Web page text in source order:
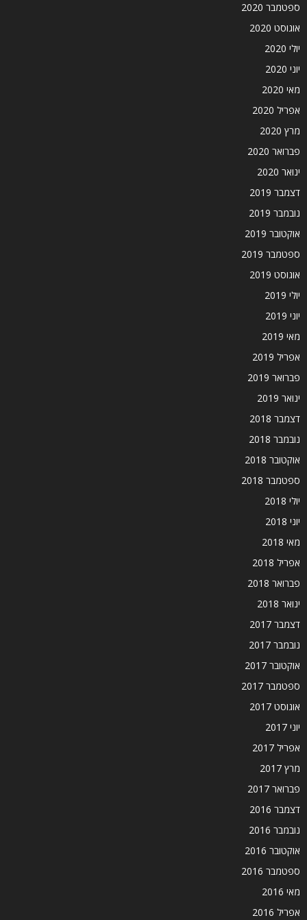
ספטמבר 2020
אוגוסט 2020
יולי 2020
יוני 2020
מאי 2020
אפריל 2020
מרץ 2020
פברואר 2020
ינואר 2020
דצמבר 2019
נובמבר 2019
אוקטובר 2019
ספטמבר 2019
אוגוסט 2019
יולי 2019
יוני 2019
מאי 2019
אפריל 2019
פברואר 2019
ינואר 2019
דצמבר 2018
נובמבר 2018
אוקטובר 2018
ספטמבר 2018
יולי 2018
יוני 2018
מאי 2018
אפריל 2018
פברואר 2018
ינואר 2018
דצמבר 2017
נובמבר 2017
אוקטובר 2017
ספטמבר 2017
אוגוסט 2017
יוני 2017
אפריל 2017
מרץ 2017
פברואר 2017
דצמבר 2016
נובמבר 2016
אוקטובר 2016
ספטמבר 2016
מאי 2016
אפריל 2016